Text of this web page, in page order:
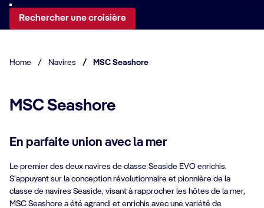
Rechercher une croisière
Home / Navires / MSC Seashore
MSC Seashore
En parfaite union avec la mer
Le premier des deux navires de classe Seaside EVO enrichis.
S'appuyant sur la conception révolutionnaire et pionnière de la
classe de navires Seaside, visant à rapprocher les hôtes de la mer,
MSC Seashore a été agrandi et enrichis avec une variété de